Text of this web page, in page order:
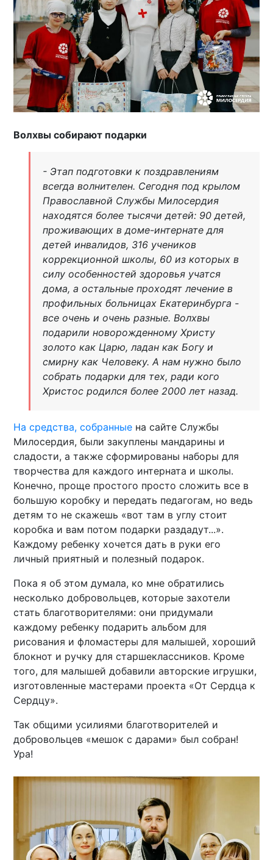
Волхвы собирают подарки
- Этап подготовки к поздравлениям
всегда волнителен. Сегодня под крылом
Православной Службы Милосердия
находятся более тысячи детей: 90 детей,
проживающих в доме-интернате для
детей инвалидов, 316 учеников
коррекционной школы, 60 из которых в
силу особенностей здоровья учатся
дома, а остальные проходят лечение в
профильных больницах Екатеринбурга -
все очень и очень разные. Волхвы
подарили новорожденному Христу
золото как Царю, ладан как Богу и
смирну как Человеку. А нам нужно было
собрать подарки для тех, ради кого
Христос родился более 2000 лет назад.
На средства, собранные на сайте Службы
Милосердия, были закуплены мандарины и
сладости, а также сформированы наборы для
творчества для каждого интерната и школы.
Конечно, проще простого просто сложить все в
большую коробку и передать педагогам, но ведь
детям то не скажешь «вот там в углу стоит
коробка и вам потом подарки раздадут...».
Каждому ребенку хочется дать в руки его
личный приятный и полезный подарок.
Пока я об этом думала, ко мне обратились
несколько добровольцев, которые захотели
стать благотворителями: они придумали
каждому ребенку подарить альбом для
рисования и фломастеры для малышей, хороший
блокнот и ручку для старшеклассников. Кроме
того, для малышей добавили авторские игрушки,
изготовленные мастерами проекта «От Сердца к
Сердцу».
Так общими усилиями благотворителей и
добровольцев «мешок с дарами» был собран!
Ура!